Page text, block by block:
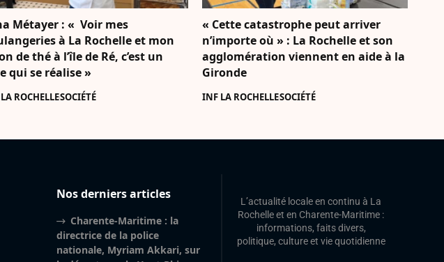
Métayer : « Voir mes
à La Rochelle et mon
de thé à l’île de Ré, c’est un
qui se réalise »
ROCHELLESOCIÉTÉ
« Cette catastrophe peut arriver
n’importe où » : La Rochelle et son
agglomération viennent en aide à la
Gironde
INF LA ROCHELLESOCIÉTÉ
Nos derniers articles
Charente-Maritime : la
directrice de la police
nationale, Myriam Akkari, sur
L’actualité locale en continu à La
Rochelle et en Charente-Maritime :
informations, faits divers,
politique, culture et vie quotidienne